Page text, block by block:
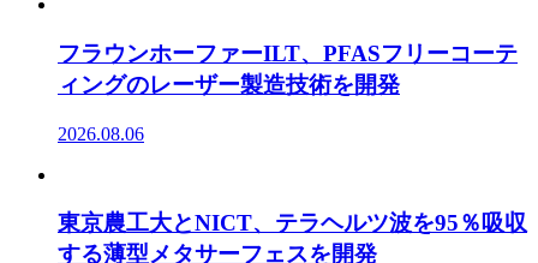
フラウンホーファーILT、PFASフリーコーテ
ィングのレーザー製造技術を開発
2026.08.06
東京農工大とNICT、テラヘルツ波を95％吸収
する薄型メタサーフェスを開発